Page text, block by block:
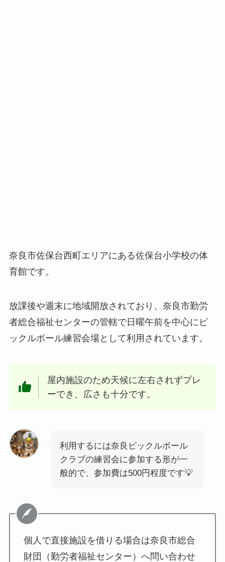
奈良市佐保台西町エリアにある佐保台小学校の体
育館です。
放課後や週末に地域開放されており、奈良市勤労
者総合福祉センターの管轄で日曜午前を中心にピ
ックルボール練習会場として利用されています。
屋内施設のため天候に左右されずプレ
ーでき、広さも十分です。
利用するには奈良ピックルボール
クラブの練習会に参加する形が一
般的で、参加費は500円程度です💡
個人で直接施設を借りる場合は奈良市総合
財団（勤労者福祉センター）へ問い合わせ